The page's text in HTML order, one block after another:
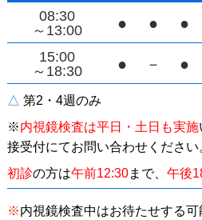
△ 第2・4週のみ
※内視鏡検査は平日・土日も実施
接受付にてお問い合わせください
初診の方は午前12:30まで、 午後
08:30
～13:00
● ● ●
15:00
～18:30
● － ●
※内視鏡検査中はお待たせする